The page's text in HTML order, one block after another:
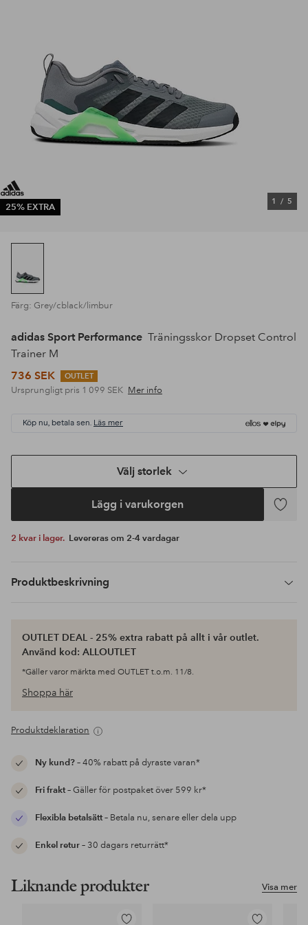
25% EXTRA
1 / 5
Färg: Grey/cblack/limbur
adidas Sport Performance Träningsskor Dropset Control
Trainer M
736 SEK
OUTLET
Ursprungligt pris 1 099 SEK Mer info
Köp nu, betala sen. Läs mer
Välj storlek
Lägg i varukorgen
Lägg
2 kvar i lager. Levereras om 2-4 vardagar
Produktbeskrivning
OUTLET DEAL - 25% extra rabatt på allt i vår outlet.
Använd kod: ALLOUTLET
*Gäller varor märkta med OUTLET t.o.m. 11/8.
Shoppa här
Produktdeklaration
Ny kund?– 40% rabatt på dyraste varan*
Fri frakt– Gäller för postpaket över 599 kr*
Flexibla betalsätt– Betala nu, senare eller dela upp
Enkel retur– 30 dagars returrätt*
Visa mer
Liknande produkter